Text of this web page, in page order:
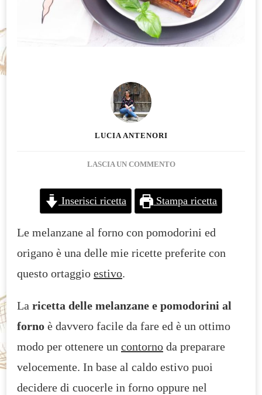
LUCIA ANTENORI
LASCIA UN COMMENTOSU
AL
FORNO
POMODORINI
ORIGANO
Inserisci ricetta Stampa ricetta
Le melanzane al forno con pomodorini ed
origano è una delle mie ricette preferite con
questo ortaggio estivo.
La ricetta delle melanzane e pomodorini al
forno è davvero facile da fare ed è un ottimo
modo per ottenere un contorno da preparare
velocemente. In base al caldo estivo puoi
decidere di cuocerle in forno oppure nel